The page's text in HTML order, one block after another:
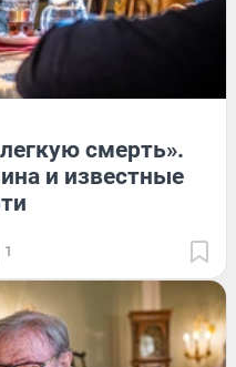
смерть».
и известные
1